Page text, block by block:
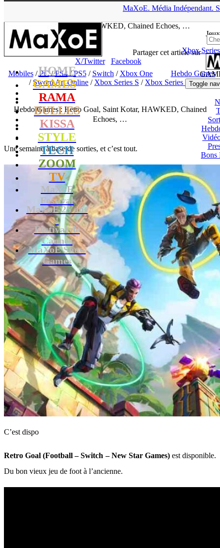
MaXoE. Média Indépendant.
HOME
GAMES
RAMA
BULLES
KISSA
STYLE
TECH
ZOOM
TV
MaXoE
Festival
MaXoE 25 ans
!
Festival de
Cannes
MaXoE Show
Games
Jeux
Xbox
Toggle
Bons
Goal, Saint Kotar, HAWKED, Chained Echoes, …
Partager cet article sur
X/Twitter
Facebook
Mobiles/PC/PS4/PS5/ Switch / Xbox One
Hebdo Games
/ Sword Art Online / Xbox Series S / Xbox Series X
Hebdo Games : Retro Goal, Saint Kotar, HAWKED, Chained
Echoes, …
Une semaine à base de sorties, et c’est tout.
C’est dispo
Retro Goal (Football – Switch – New Star Games) est disponible.
Du bon vieux jeu de foot à l’ancienne.